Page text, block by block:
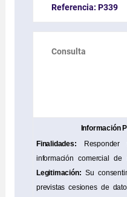
Información
Finalidades: Responder
información comercial de
Legitimación: Su
previstas cesiones de